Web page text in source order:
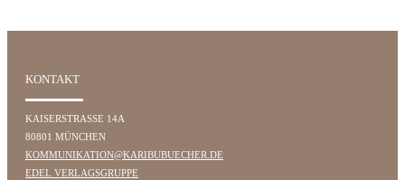
KONTAKT
KAISERSTRASSE 14A
80801 MÜNCHEN
KOMMUNIKATION@KARIBUBUECHER.DE
EDEL VERLAGSGRUPPE